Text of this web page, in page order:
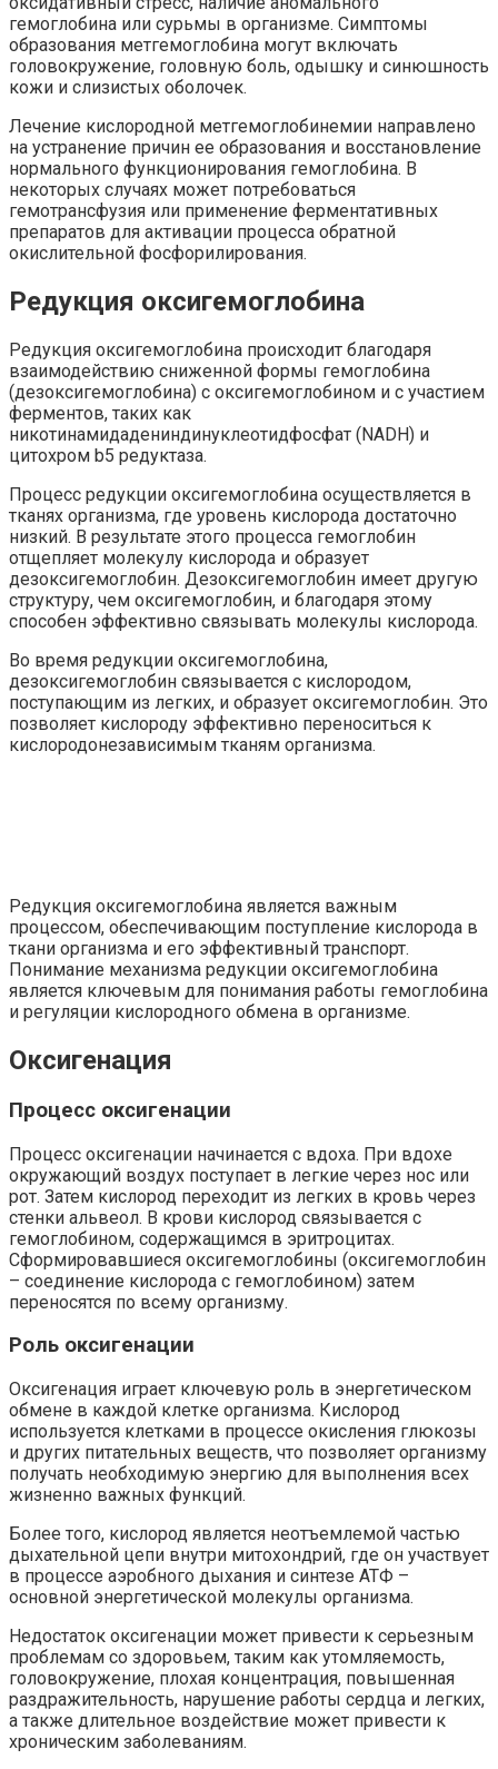
гемоглобина или сурьмы в организме. Симптомы
образования метгемоглобина могут включать
головокружение, головную боль, одышку и синюшность
кожи и слизистых оболочек.
Лечение кислородной метгемоглобинемии направлено
на устранение причин ее образования и восстановление
нормального функционирования гемоглобина. В
некоторых случаях может потребоваться
гемотрансфузия или применение ферментативных
препаратов для активации процесса обратной
окислительной фосфорилирования.
Редукция оксигемоглобина
Редукция оксигемоглобина происходит благодаря
взаимодействию сниженной формы гемоглобина
(дезоксигемоглобина) с оксигемоглобином и с участием
ферментов, таких как
никотинамидадениндинуклеотидфосфат (NADH) и
цитохром b5 редуктаза.
Процесс редукции оксигемоглобина осуществляется в
тканях организма, где уровень кислорода достаточно
низкий. В результате этого процесса гемоглобин
отщепляет молекулу кислорода и образует
дезоксигемоглобин. Дезоксигемоглобин имеет другую
структуру, чем оксигемоглобин, и благодаря этому
способен эффективно связывать молекулы кислорода.
Во время редукции оксигемоглобина,
дезоксигемоглобин связывается с кислородом,
поступающим из легких, и образует оксигемоглобин. Это
позволяет кислороду эффективно переноситься к
кислородонезависимым тканям организма.
Редукция оксигемоглобина является важным
процессом, обеспечивающим поступление кислорода в
ткани организма и его эффективный транспорт.
Понимание механизма редукции оксигемоглобина
является ключевым для понимания работы гемоглобина
и регуляции кислородного обмена в организме.
Оксигенация
Процесс оксигенации
Процесс оксигенации начинается с вдоха. При вдохе
окружающий воздух поступает в легкие через нос или
рот. Затем кислород переходит из легких в кровь через
стенки альвеол. В крови кислород связывается с
гемоглобином, содержащимся в эритроцитах.
Сформировавшиеся оксигемоглобины (оксигемоглобин
– соединение кислорода с гемоглобином) затем
переносятся по всему организму.
Роль оксигенации
Оксигенация играет ключевую роль в энергетическом
обмене в каждой клетке организма. Кислород
используется клетками в процессе окисления глюкозы
и других питательных веществ, что позволяет организму
получать необходимую энергию для выполнения всех
жизненно важных функций.
Более того, кислород является неотъемлемой частью
дыхательной цепи внутри митохондрий, где он участвует
в процессе аэробного дыхания и синтезе АТФ –
основной энергетической молекулы организма.
Недостаток оксигенации может привести к серьезным
проблемам со здоровьем, таким как утомляемость,
головокружение, плохая концентрация, повышенная
раздражительность, нарушение работы сердца и легких,
а также длительное воздействие может привести к
хроническим заболеваниям.